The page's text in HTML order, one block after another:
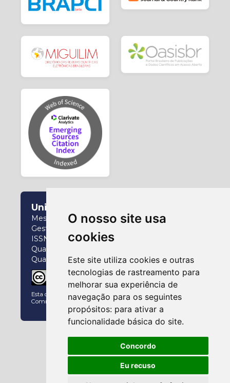
O nosso site usa
cookies
Este site utiliza cookies e outras
tecnologias de rastreamento para
melhorar sua experiência de
navegação para os seguintes
propósitos: para ativar a
funcionalidade básica do site.
Concordo
Eu recuso
Universidade Federal do Paraná
Mestrado e Doutorado Interdisciplinar em
Gestão da Informação
ISSN: 2237-826X
Qualis (2017-2020): A4
Qualis (2021-2024): A2
Esta obra está licenciado com uma LicençaCreative
Commons Atribuição 4.0 Internacional.